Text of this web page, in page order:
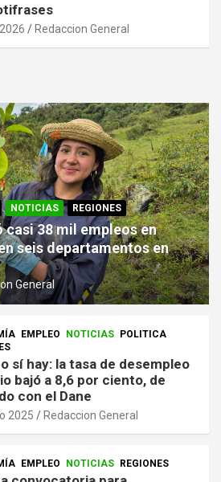
Redaccion General
NOTICIAS REGIONES
casi 38 mil empleos en
seis departamentos en
General
EMPLEO NOTICIAS
POLITICA
sí hay: la tasa de desempleo
bajó a 8,6 por ciento, de
con el Dane
2025 Redaccion General
EMPLEO NOTICIAS REGIONES